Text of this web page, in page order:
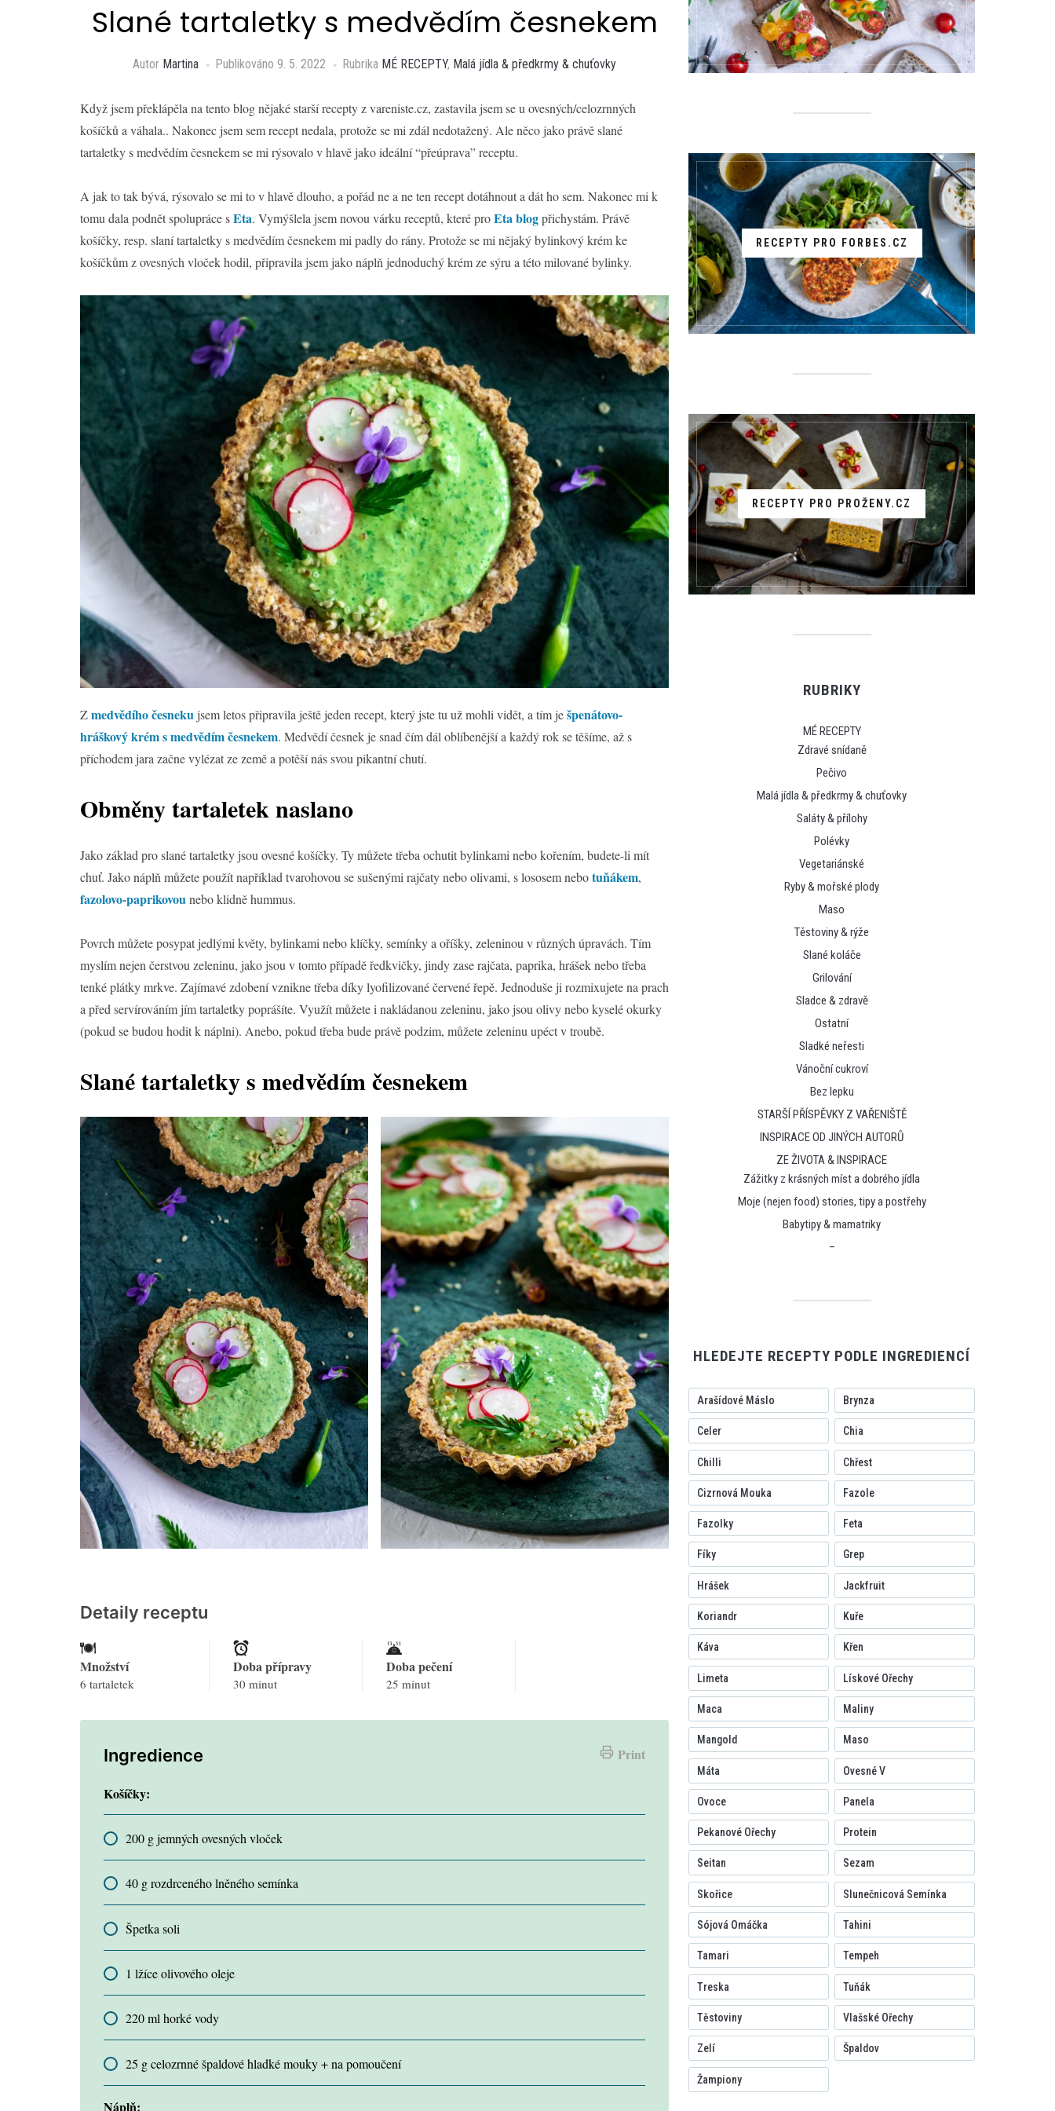
Slané tartaletky s medvědím česnekem
Autor Martina Publikováno 9. 5. 2022 Rubrika MÉ RECEPTY, Malá jídla & předkrmy & chuťovky
Když jsem překlápěla na tento blog nějaké starší recepty z vareniste.cz, zastavila jsem se u ovesných/celozrnných
košíčků a váhala.. Nakonec jsem sem recept nedala, protože se mi zdál nedotažený. Ale něco jako právě slané
tartaletky s medvědím česnekem se mi rýsovalo v hlavě jako ideální “přeúprava” receptu.
A jak to tak bývá, rýsovalo se mi to v hlavě dlouho, a pořád ne a ne ten recept dotáhnout a dát ho sem. Nakonec mi k
tomu dala podnět spolupráce sEta. Vymýšlela jsem novou várku receptů, které proEta blogpřichystám. Právě
košíčky, resp. slaní tartaletky s medvědím česnekem mi padly do rány. Protože se mi nějaký bylinkový krém ke
košíčkům z ovesných vloček hodil, připravila jsem jako náplň jednoduchý krém ze sýru a této milované bylinky.
Zmedvědího česneku jsem letos připravila ještě jeden recept, který jste tu už mohli vidět, a tím ješpenátovo-
hráškový krém s medvědím česnekem. Medvědí česnek je snad čím dál oblíbenější a každý rok se těšíme, až s
příchodem jara začne vylézat ze země a potěší nás svou pikantní chutí.
Obměny tartaletek naslano
Jako základ pro slané tartaletky jsou ovesné košíčky. Ty můžete třeba ochutit bylinkami nebo kořením, budete-li mít
chuť. Jako náplň můžete použít například tvarohovou se sušenými rajčaty nebo olivami, s lososem nebotuňákem,
fazolovo-paprikovounebo klidně hummus.
Povrch můžete posypat jedlými květy, bylinkami nebo klíčky, semínky a oříšky, zeleninou v různých úpravách. Tím
myslím nejen čerstvou zeleninu, jako jsou v tomto případě ředkvičky, jindy zase rajčata, paprika, hrášek nebo třeba
tenké plátky mrkve. Zajímavé zdobení vznikne třeba díky lyofilizované červené řepě. Jednoduše ji rozmixujete na prach
a před servírováním jím tartaletky poprášíte. Využít můžete i nakládanou zeleninu, jako jsou olivy nebo kyselé okurky
(pokud se budou hodit k náplni). Anebo, pokud třeba bude právě podzim, můžete zeleninu upéct v troubě.
Slané tartaletky s medvědím česnekem
Detaily receptu
Množství
6 tartaletek
Doba přípravy
30 minut
Doba pečení
25 minut
Print
Ingredience
Košíčky:
200 g jemných ovesných vloček
40 g rozdrceného lněného semínka
Špetka soli
1 lžíce olivového oleje
220 ml horké vody
25 g celozrnné špaldové hladké mouky + na pomoučení
Náplň:
RECEPTY PRO FORBES.CZ
RECEPTY PRO PROŽENY.CZ
RUBRIKY
MÉ RECEPTY
Zdravé snídaně
Pečivo
Malá jídla & předkrmy & chuťovky
Saláty & přílohy
Polévky
Vegetariánské
Ryby & mořské plody
Maso
Těstoviny & rýže
Slané koláče
Grilování
Sladce & zdravě
Ostatní
Sladké neřesti
Vánoční cukroví
Bez lepku
STARŠÍ PŘÍSPĚVKY Z VAŘENIŠTĚ
INSPIRACE OD JINÝCH AUTORŮ
ZE ŽIVOTA & INSPIRACE
Zážitky z krásných míst a dobrého jídla
Moje (nejen food) stories, tipy a postřehy
Babytipy & mamatriky
–
HLEDEJTE RECEPTY PODLE INGREDIENCÍ
Arašídové Máslo Brynza
Celer Chia
Chilli Chřest
Cizrnová Mouka Fazole
Fazolky Feta
Fíky Grep
Hrášek Jackfruit
Koriandr Kuře
Káva Křen
Limeta Lískové Ořechy
Maca Maliny
Mangold Maso
Máta Ovesné V
Ovoce Panela
Pekanové Ořechy Protein
Seitan Sezam
Skořice Slunečnicová Semínka
Sójová Omáčka Tahini
Tamari Tempeh
Treska Tuňák
Těstoviny Vlašské Ořechy
Zelí Špaldov
Žampiony